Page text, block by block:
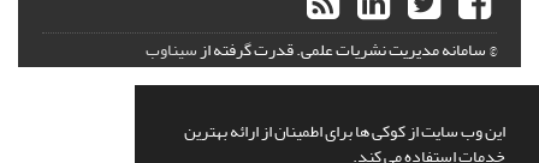
این وب سایت از کوکی ها برای اطمینان از ارائه بهترین
خدمات استفاده می کند.
© سامانه مدیریت نشریات علمی.قدرت گرفته ازسیناوب